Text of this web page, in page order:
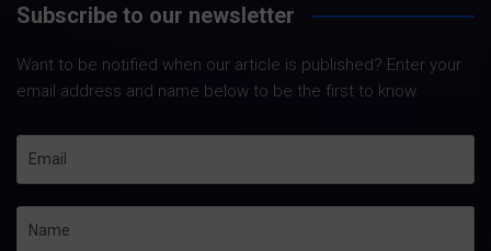
Subscribe to our newsletter
Want to be notified when our article is published? Enter your
email address and name below to be the first to know.